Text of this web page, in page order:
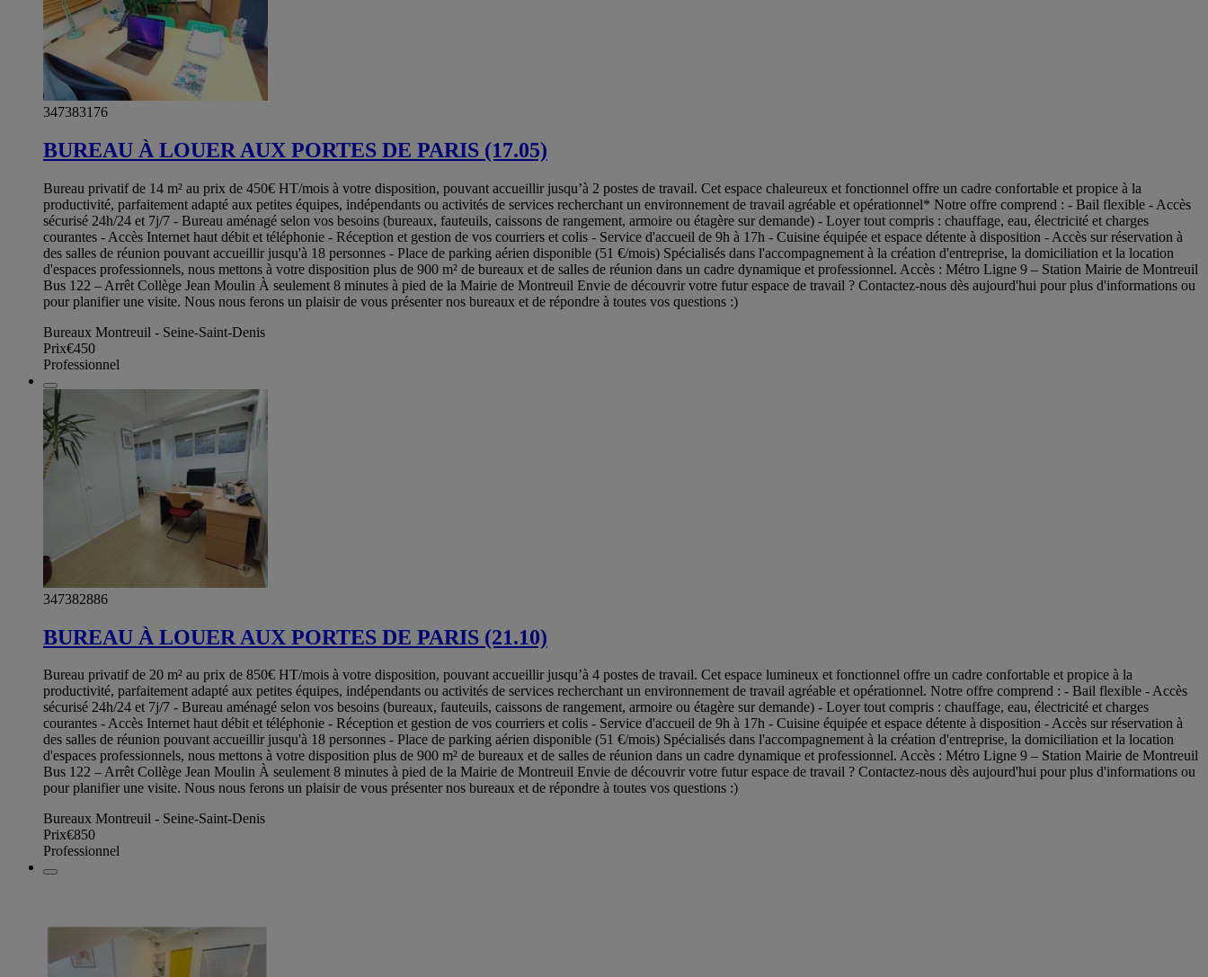
347383176
BUREAU À LOUER AUX PORTES DE PARIS (17.05)
Bureau privatif de 14 m² au prix de 450€ HT/mois à votre disposition, pouvant accueillir jusqu’à 2 postes de travail. Cet espace chaleureux et fonctionnel offre un cadre confortable et propice à la
productivité, parfaitement adapté aux petites équipes, indépendants ou activités de services recherchant un environnement de travail agréable et opérationnel* Notre offre comprend : - Bail flexible - Accès
sécurisé 24h/24 et 7j/7 - Bureau aménagé selon vos besoins (bureaux, fauteuils, caissons de rangement, armoire ou étagère sur demande) - Loyer tout compris : chauffage, eau, électricité et charges
courantes - Accès Internet haut débit et téléphonie - Réception et gestion de vos courriers et colis - Service d'accueil de 9h à 17h - Cuisine équipée et espace détente à disposition - Accès sur réservation à
des salles de réunion pouvant accueillir jusqu'à 18 personnes - Place de parking aérien disponible (51 €/mois) Spécialisés dans l'accompagnement à la création d'entreprise, la domiciliation et la location
d'espaces professionnels, nous mettons à votre disposition plus de 900 m² de bureaux et de salles de réunion dans un cadre dynamique et professionnel. Accès : Métro Ligne 9 – Station Mairie de Montreuil
Bus 122 – Arrêt Collège Jean Moulin À seulement 8 minutes à pied de la Mairie de Montreuil Envie de découvrir votre futur espace de travail ? Contactez-nous dès aujourd'hui pour plus d'informations ou
pour planifier une visite. Nous nous ferons un plaisir de vous présenter nos bureaux et de répondre à toutes vos questions :)
Bureaux Montreuil - Seine-Saint-Denis
Prix€450
Professionnel
347382886
BUREAU À LOUER AUX PORTES DE PARIS (21.10)
Bureau privatif de 20 m² au prix de 850€ HT/mois à votre disposition, pouvant accueillir jusqu’à 4 postes de travail. Cet espace lumineux et fonctionnel offre un cadre confortable et propice à la
productivité, parfaitement adapté aux petites équipes, indépendants ou activités de services recherchant un environnement de travail agréable et opérationnel. Notre offre comprend : - Bail flexible - Accès
sécurisé 24h/24 et 7j/7 - Bureau aménagé selon vos besoins (bureaux, fauteuils, caissons de rangement, armoire ou étagère sur demande) - Loyer tout compris : chauffage, eau, électricité et charges
courantes - Accès Internet haut débit et téléphonie - Réception et gestion de vos courriers et colis - Service d'accueil de 9h à 17h - Cuisine équipée et espace détente à disposition - Accès sur réservation à
des salles de réunion pouvant accueillir jusqu'à 18 personnes - Place de parking aérien disponible (51 €/mois) Spécialisés dans l'accompagnement à la création d'entreprise, la domiciliation et la location
d'espaces professionnels, nous mettons à votre disposition plus de 900 m² de bureaux et de salles de réunion dans un cadre dynamique et professionnel. Accès : Métro Ligne 9 – Station Mairie de Montreuil
Bus 122 – Arrêt Collège Jean Moulin À seulement 8 minutes à pied de la Mairie de Montreuil Envie de découvrir votre futur espace de travail ? Contactez-nous dès aujourd'hui pour plus d'informations ou
pour planifier une visite. Nous nous ferons un plaisir de vous présenter nos bureaux et de répondre à toutes vos questions :)
Bureaux Montreuil - Seine-Saint-Denis
Prix€850
Professionnel